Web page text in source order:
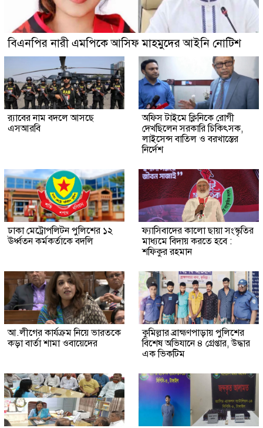
বিএনপির নারী এমপিকে আসিফ মাহমুদের আইনি নোটিশ
র‍্যাবের নাম বদলে আসছে
এসআরবি
অফিস টাইমে ক্লিনিকে রোগী
দেখছিলেন সরকারি চিকিৎসক,
লাইসেন্স বাতিল ও বরখাস্তের
নির্দেশ
ঢাকা মেট্রোপলিটন পুলিশের ১২
ঊর্ধ্বতন কর্মকর্তাকে বদলি
ফ্যাসিবাদের কালো ছায়া সংস্কৃতির
মাধ্যমে বিদায় করতে হবে :
শফিকুর রহমান
আ.লীগের কার্যক্রম নিয়ে ভারতকে
কড়া বার্তা শামা ওবায়েদের
কুমিল্লার ব্রাহ্মণপাড়ায় পুলিশের
বিশেষ অভিযানে ৪ গ্রেপ্তার, উদ্ধার
এক ভিকটিম